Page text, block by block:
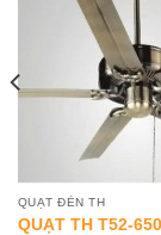
QUẠT ĐÈN TH
QUẠT TH T52-